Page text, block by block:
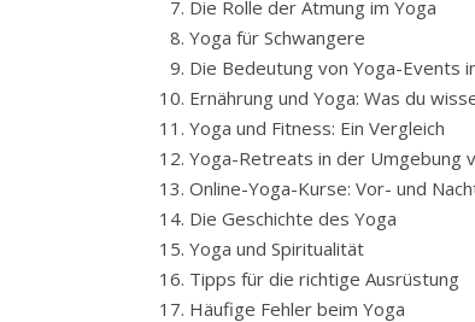
Die Rolle der Atmung im Yoga
Yoga für Schwangere
Die Bedeutung von Yoga-Events
Ernährung und Yoga: Was du
Yoga und Fitness: Ein Vergleich
Yoga-Retreats in der Umgebung
Online-Yoga-Kurse: Vor- und
Die Geschichte des Yoga
Yoga und Spiritualität
Tipps für die richtige Ausrüstung
Häufige Fehler beim Yoga